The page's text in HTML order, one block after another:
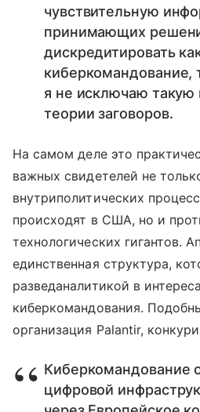
чувствительную
принимающих
дискредитировать
киберкомандование,
я не исключаю такую
теории заговоров.
На самом деле это
важных свидетелей не
внутриполитических
происходят в США, но и
технологических гигантов.
единственная структура,
разведаналитикой в
киберкомандования.
организация Palantir,
Киберкомандование
цифровой